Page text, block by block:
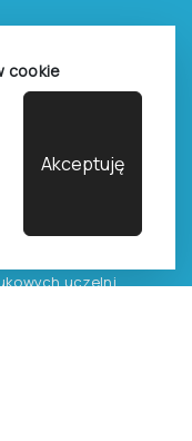
cookie
Akceptuję
uczelni